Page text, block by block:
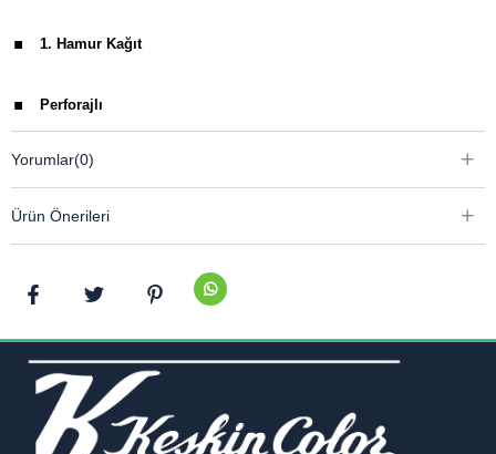
. 1. Hamur Kağıt
. Perforajlı
.Sticker sayfası
Yorumlar(0)
Ürün Önerileri